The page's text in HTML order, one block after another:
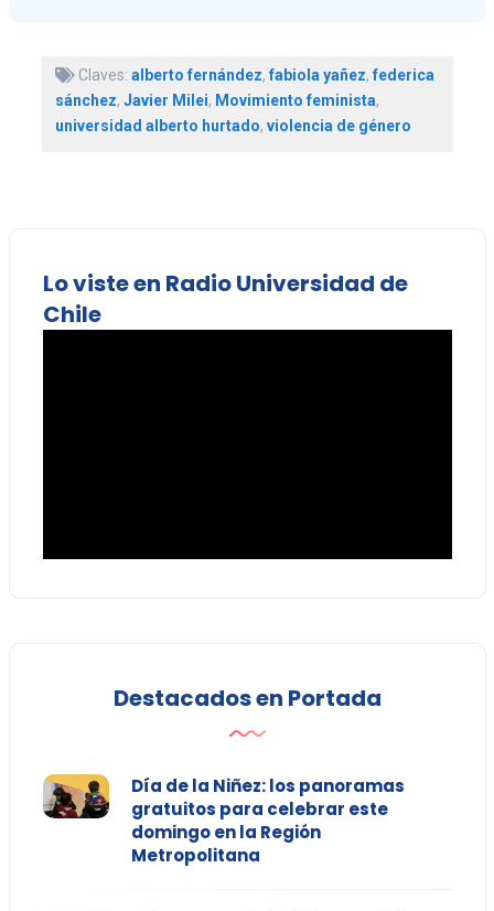
Claves: alberto fernández,fabiola yañez,federica
sánchez, Javier Milei, Movimiento feminista,
universidad alberto hurtado, violencia de género
Lo viste en Radio Universidad de
Chile
Destacados en Portada
Día de la Niñez: los panoramas
gratuitos para celebrar este
domingo en la Región
Metropolitana